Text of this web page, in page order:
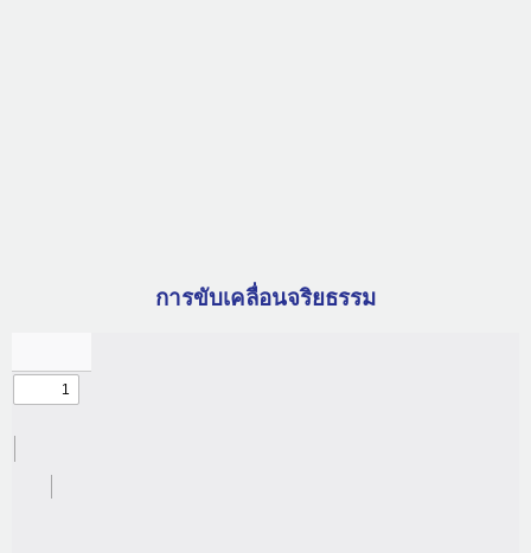
การขับเคลื่อนจริยธรรม